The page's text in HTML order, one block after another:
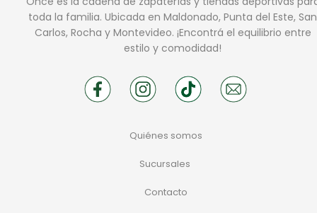
toda la familia. Ubicada en Maldonado, Punta del Este, San
Carlos, Rocha y Montevideo. ¡Encontrá el equilibrio entre
estilo y comodidad!
Quiénes somos
Sucursales
Contacto